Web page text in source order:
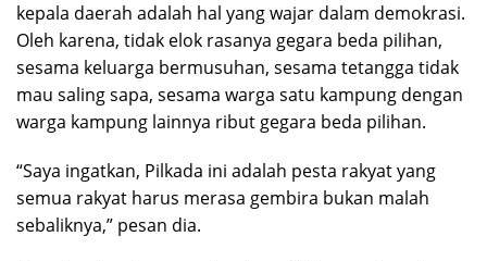
kepala daerah adalah hal yang wajar dalam demokrasi.
Oleh karena, tidak elok rasanya gegara beda pilihan,
sesama keluarga bermusuhan, sesama tetangga tidak
mau saling sapa, sesama warga satu kampung dengan
warga kampung lainnya ribut gegara beda pilihan.
“Saya ingatkan, Pilkada ini adalah pesta rakyat yang
semua rakyat harus merasa gembira bukan malah
sebaliknya,” pesan dia.